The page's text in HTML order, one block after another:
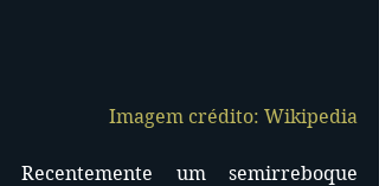
Imagem crédito: Wikipedia
Recentemente um semirreboque